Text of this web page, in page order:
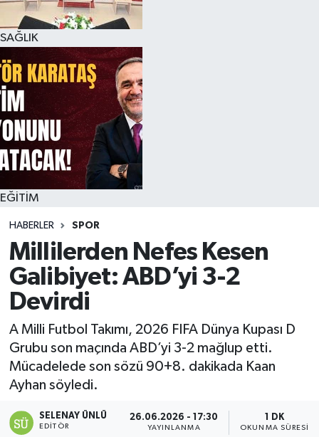
SAĞLIK
EĞİTİM
HABERLER SPOR
Millilerden Nefes Kesen
Galibiyet: ABD’yi 3-2
Devirdi
A Milli Futbol Takımı, 2026 FIFA Dünya Kupası D
Grubu son maçında ABD’yi 3-2 mağlup etti.
Mücadelede son sözü 90+8. dakikada Kaan
Ayhan söyledi.
SELENAY ÜNLÜ
EDITÖR
26.06.2026 - 17:30
YAYINLANMA
1 DK
OKUNMA SÜRESI